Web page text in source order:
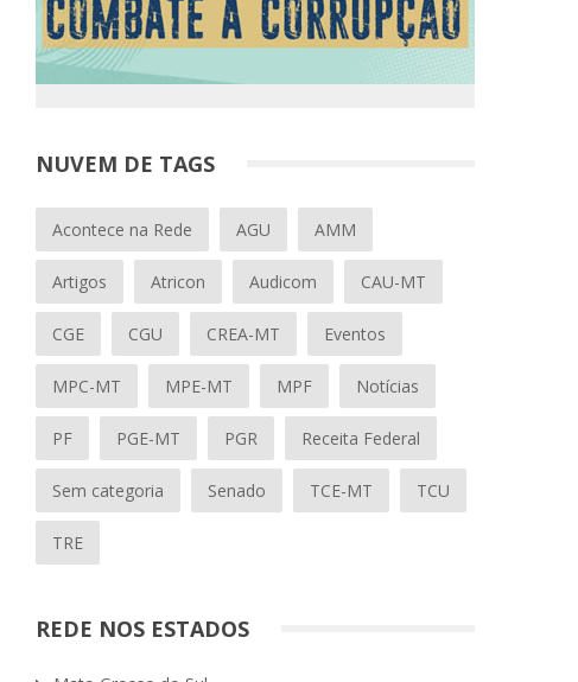
NUVEM DE TAGS
Acontece na Rede AGU AMM
Artigos Atricon Audicom CAU-MT
CGE CGU CREA-MT Eventos
MPC-MT MPE-MT MPF Notícias
PF PGE-MT PGR Receita Federal
Sem categoria Senado TCE-MT TCU
TRE
REDE NOS ESTADOS